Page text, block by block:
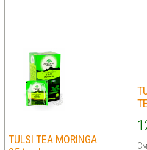
TULSI TEA MORINGA